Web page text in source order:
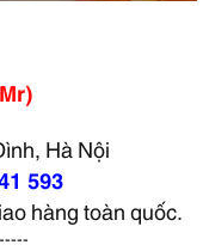
Hà Nội
593
hàng toàn quốc.